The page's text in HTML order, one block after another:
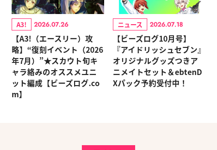
A3! 2026.07.26
【A3!（エースリー）攻
略】“復刻イベント（2026
年7月）”★スカウト旬キ
ャラ絡みのオススメユニ
ット編成【ビーズログ.co
m】
ニュース 2026.07.18
【ビーズログ10月号】
『アイドリッシュセブン』
オリジナルグッズつきア
ニメイトセット＆ebtenD
Xパック予約受付中！